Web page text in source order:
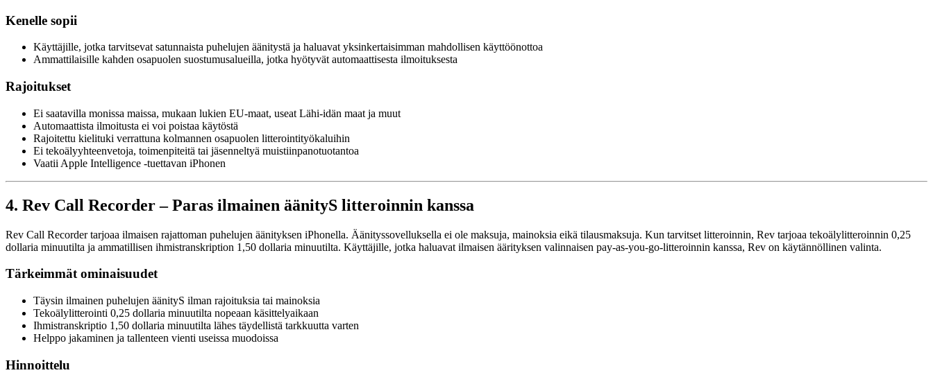
Kenelle sopii
Käyttäjille, jotka tarvitsevat satunnaista puhelujen äänitystä ja haluavat yksinkertaisimman mahdollisen käyttöönottoa
Ammattilaisille kahden osapuolen suostumusalueilla, jotka hyötyvät automaattisesta ilmoituksesta
Rajoitukset
Ei saatavilla monissa maissa, mukaan lukien EU-maat, useat Lähi-idän maat ja muut
Automaattista ilmoitusta ei voi poistaa käytöstä
Rajoitettu kielituki verrattuna kolmannen osapuolen litterointityökaluihin
Ei tekoälyyhteenvetoja, toimenpiteitä tai jäsenneltyä muistiinpanotuotantoa
Vaatii Apple Intelligence -tuettavan iPhonen
4. Rev Call Recorder – Paras ilmainen äänityS litteroinnin kanssa
Rev Call Recorder tarjoaa ilmaisen rajattoman puhelujen äänityksen iPhonella. Äänityssovelluksella ei ole maksuja, mainoksia eikä tilausmaksuja. Kun tarvitset litteroinnin, Rev tarjoaa tekoälylitteroinnin 0,25
dollaria minuutilta ja ammatillisen ihmistranskription 1,50 dollaria minuutilta. Käyttäjille, jotka haluavat ilmaisen äärityksen valinnaisen pay-as-you-go-litteroinnin kanssa, Rev on käytännöllinen valinta.
Tärkeimmät ominaisuudet
Täysin ilmainen puhelujen äänityS ilman rajoituksia tai mainoksia
Tekoälylitterointi 0,25 dollaria minuutilta nopeaan käsittelyaikaan
Ihmistranskriptio 1,50 dollaria minuutilta lähes täydellistä tarkkuutta varten
Helppo jakaminen ja tallenteen vienti useissa muodoissa
Hinnoittelu